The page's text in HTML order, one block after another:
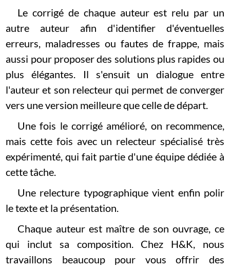
Le corrigé de chaque auteur est relu par un
autre auteur afin d'identifier d'éventuelles
erreurs, maladresses ou fautes de frappe, mais
aussi pour proposer des solutions plus rapides ou
plus élégantes. Il s'ensuit un dialogue entre
l'auteur et son relecteur qui permet de converger
vers une version meilleure que celle de départ.
Une fois le corrigé amélioré, on recommence,
mais cette fois avec un relecteur spécialisé très
expérimenté, qui fait partie d'une équipe dédiée à
cette tâche.
Une relecture typographique vient enfin polir
le texte et la présentation.
Chaque auteur est maître de son ouvrage, ce
qui inclut sa composition. Chez H&K, nous
travaillons beaucoup pour vous offrir des